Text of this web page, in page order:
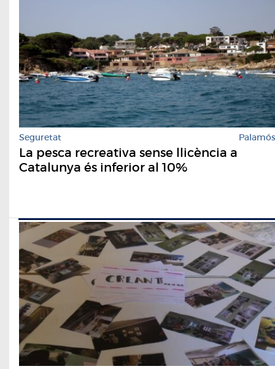
Seguretat Palamós
La pesca recreativa sense llicència a
Catalunya és inferior al 10%